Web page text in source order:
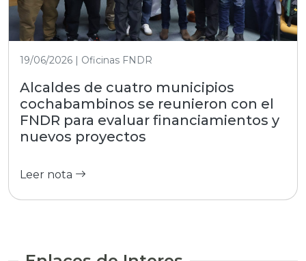
19/06/2026 | Oficinas FNDR
Alcaldes de cuatro municipios
cochabambinos se reunieron con el
FNDR para evaluar financiamientos y
nuevos proyectos
Leer nota